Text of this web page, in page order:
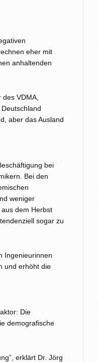
eher mit
anhaltenden
VDMA,
aber das Ausland
bei
Bei den
weniger
dem Herbst
sogar zu
Ingenieurinnen
und erhöht die
Die
demografische
erklärt Dr. Jörg